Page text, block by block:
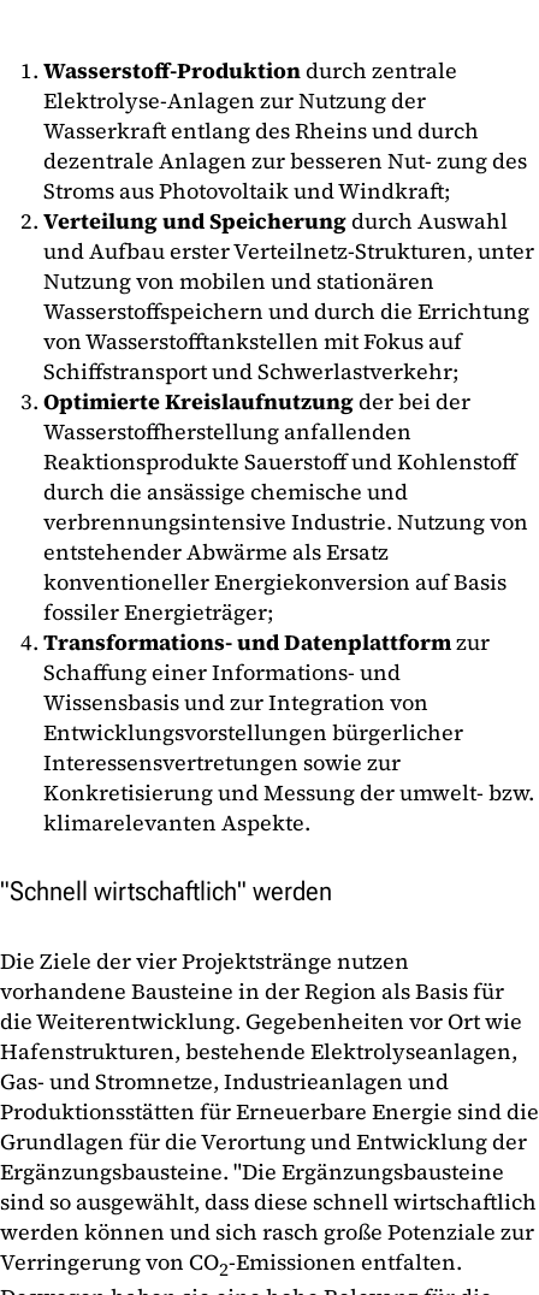
Wasserstoff-Produktiondurch zentrale
Elektrolyse-Anlagen zur Nutzung der
Wasserkraft entlang des Rheins und durch
dezentrale Anlagen zur besseren Nut- zung des
Stroms aus Photovoltaik und Windkraft;
Verteilung und Speicherungdurch Auswahl
und Aufbau erster Verteilnetz-Strukturen, unter
Nutzung von mobilen und stationären
Wasserstoffspeichern und durch die Errichtung
von Wasserstofftankstellen mit Fokus auf
Schiffstransport und Schwerlastverkehr;
Optimierte Kreislaufnutzungder bei der
Wasserstoffherstellung anfallenden
Reaktionsprodukte Sauerstoff und Kohlenstoff
durch die ansässige chemische und
verbrennungsintensive Industrie. Nutzung von
entstehender Abwärme als Ersatz
konventioneller Energiekonversion auf Basis
fossiler Energieträger;
Transformations- und Datenplattformzur
Schaffung einer Informations- und
Wissensbasis und zur Integration von
Entwicklungsvorstellungen bürgerlicher
Interessensvertretungen sowie zur
Konkretisierung und Messung der umwelt- bzw.
klimarelevanten Aspekte.
"Schnell wirtschaftlich" werden
Die Ziele der vier Projektstränge nutzen
vorhandene Bausteine in der Region als Basis für
die Weiterentwicklung. Gegebenheiten vor Ort wie
Hafenstrukturen, bestehende Elektrolyseanlagen,
Gas- und Stromnetze, Industrieanlagen und
Produktionsstätten für Erneuerbare Energie sind die
Grundlagen für die Verortung und Entwicklung der
Ergänzungsbausteine. "Die Ergänzungsbausteine
sind so ausgewählt, dass diese schnell wirtschaftlich
werden können und sich rasch große Potenziale zur
Verringerung von CO2-Emissionen entfalten.